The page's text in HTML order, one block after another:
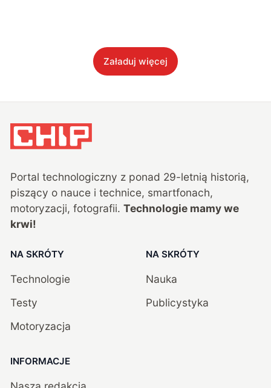
Załaduj więcej
Portal technologiczny z ponad 29-letnią historią,
piszący o nauce i technice, smartfonach,
motoryzacji, fotografii. Technologie mamy we
krwi!
NA SKRÓTY
Technologie
Testy
Motoryzacja
NA SKRÓTY
Nauka
Publicystyka
INFORMACJE